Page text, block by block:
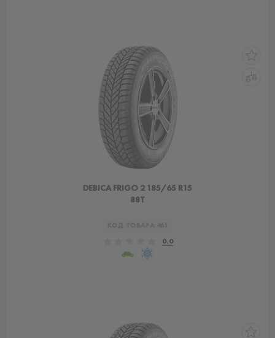
DEBICA FRIGO 2 185/65 R15
88T
461
0.0